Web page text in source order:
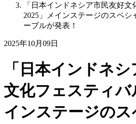
「日本インドネシア市民友好
2025」メインステージのスペシ
ーブルが発表！
2025年10月09日
「日本インドネ
文化フェスティバ
インステージの